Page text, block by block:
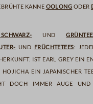
KanneOolongoder
und
und Früchtetees:
Ist Earl Grey ein
Hojicha ein japanischer
doch immer Auge und